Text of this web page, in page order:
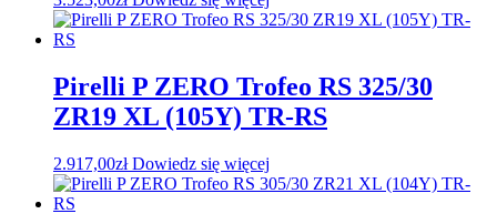
Pirelli P ZERO Trofeo RS 325/30
ZR19 XL (105Y) TR-RS
2.917,00zł Dowiedz się więcej